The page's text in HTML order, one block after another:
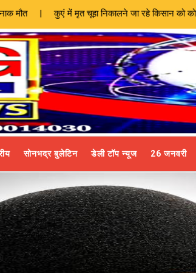
चूहा निकालने जा रहे किसान को कोबरा ने डसा, मौत |
सोनभद्र बुलेटिन डेली टॉप न्यूज 26 जनवरी